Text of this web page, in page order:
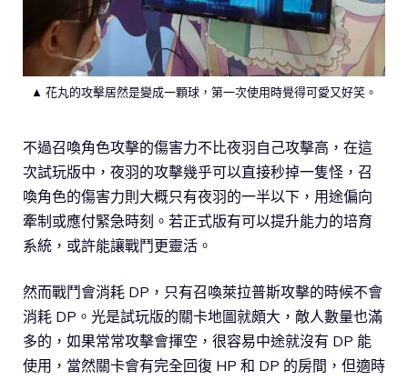
▲ 花丸的攻擊居然是變成一顆球，第一次使用時覺得可愛又好笑。
不過召喚角色攻擊的傷害力不比夜羽自己攻擊高，在這
次試玩版中，夜羽的攻擊幾乎可以直接秒掉一隻怪，召
喚角色的傷害力則大概只有夜羽的一半以下，用途偏向
牽制或應付緊急時刻。若正式版有可以提升能力的培育
系統，或許能讓戰鬥更靈活。
然而戰鬥會消耗 DP，只有召喚萊拉普斯攻擊的時候不會
消耗 DP。光是試玩版的關卡地圖就頗大，敵人數量也滿
多的，如果常常攻擊會揮空，很容易中途就沒有 DP 能
使用，當然關卡會有完全回復 HP 和 DP 的房間，但適時